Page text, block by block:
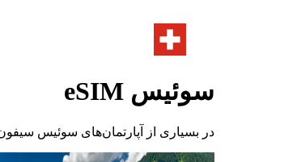
سوئیس
در بسیاری از آپارتمان‌های سوئیس سیفون کشیدن بعد از